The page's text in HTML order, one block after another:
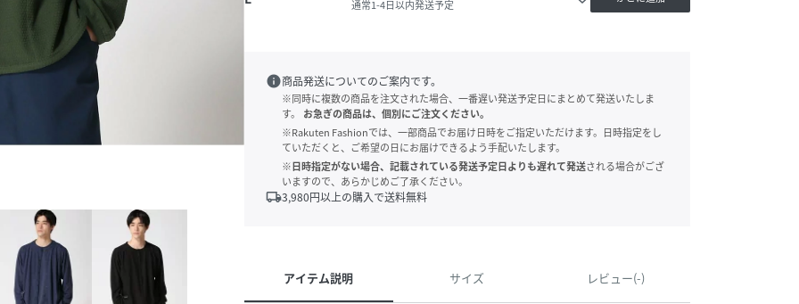
通常1-4日以内発送予定
info商品発送についてのご案内です。
※同時に複数の商品を注文された場合、一番遅い発送予定日にまとめて発送いたしま
す。
お急ぎの商品は、個別にご注文ください。
※Rakuten Fashionでは、一部商品でお届け日時をご指定いただけます。日時指定をし
ていただくと、ご希望の日にお届けできるよう手配いたします。
※日時指定がない場合、記載されている発送予定日よりも遅れて発送される場合がござ
いますので、あらかじめご了承ください。
local_shipping3,980円以上の購入で送料無料
アイテム説明 サイズ レビュー(-)